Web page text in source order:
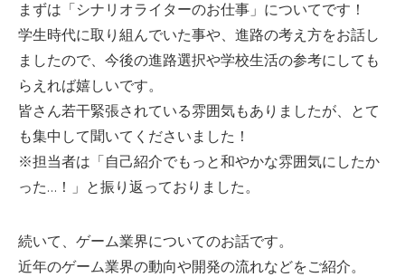
まずは「シナリオライターのお仕事」についてです！
学生時代に取り組んでいた事や、進路の考え方をお話し
ましたので、今後の進路選択や学校生活の参考にしても
らえれば嬉しいです。
皆さん若干緊張されている雰囲気もありましたが、とて
も集中して聞いてくださいました！
※担当者は「自己紹介でもっと和やかな雰囲気にしたか
った…！」と振り返っておりました。
続いて、ゲーム業界についてのお話です。
近年のゲーム業界の動向や開発の流れなどをご紹介。